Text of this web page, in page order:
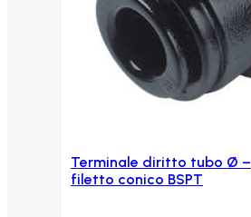
Aggiungi al carrello
Terminale diritto tubo Ø –
filetto conico BSPT